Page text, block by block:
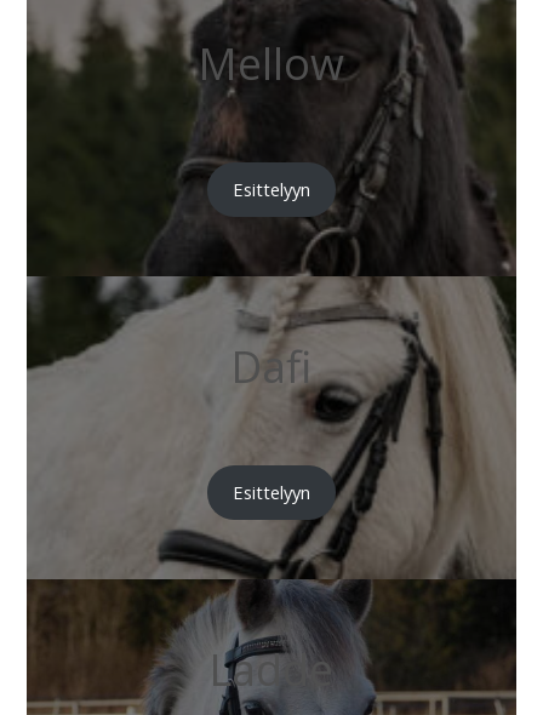
Mellow
Esittelyyn
Dafi
Esittelyyn
Ladde